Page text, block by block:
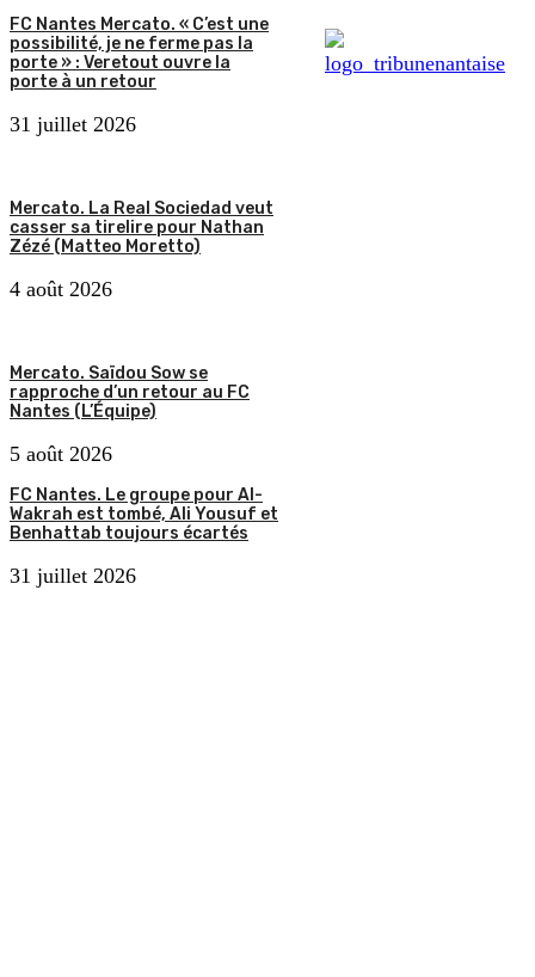
FC Nantes Mercato. « C’est une
possibilité, je ne ferme pas la
porte » : Veretout ouvre la
porte à un retour
31 juillet 2026
Mercato. La Real Sociedad veut
casser sa tirelire pour Nathan
Zézé (Matteo Moretto)
4 août 2026
Mercato. Saïdou Sow se
rapproche d’un retour au FC
Nantes (L’Équipe)
5 août 2026
FC Nantes. Le groupe pour Al-
Wakrah est tombé, Ali Yousuf et
Benhattab toujours écartés
31 juillet 2026